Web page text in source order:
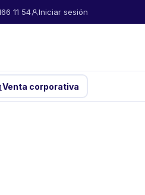
11 54 Iniciar sesión
Venta corporativa